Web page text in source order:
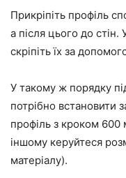
Прикріпіть профіль
а після цього до стін.
скріпіть їх за
У такому ж порядку
потрібно встановити
профіль з кроком 600
іншому керуйтеся
матеріалу).